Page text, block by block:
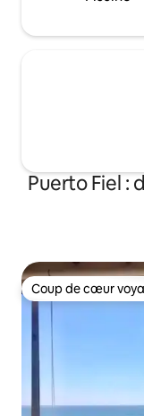
Puerto Fiel :
Coup de cœur
Coup de cœur